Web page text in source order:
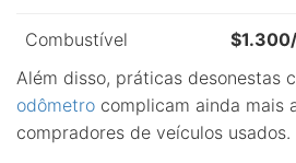
Combustível
Além disso, práticas desonestas
odômetro complicam ainda mais
compradores de veículos usados.